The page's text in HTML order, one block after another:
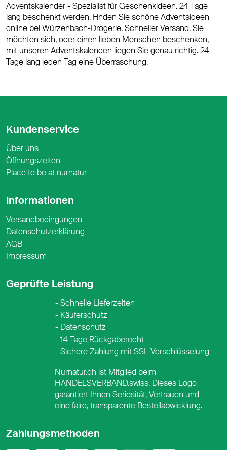
Adventskalender - Spezialist für Geschenkideen. 24 Tage
lang beschenkt werden. Finden Sie schöne Adventsideen
online bei Würzenbach-Drogerie. Schneller Versand. Sie
möchten sich, oder einen lieben Menschen beschenken,
mit unseren Adventskalenden liegen Sie genau richtig. 24
Tage lang jeden Tag eine Überraschung.
Kundenservice
Über uns
Öffnungszeiten
Place to be at nurnatur
Informationen
Versandbedingungen
Datenschutzerklärung
AGB
Impressum
Geprüfte Leistung
Schnelle Lieferzeiten
Käuferschutz
Datenschutz
14 Tage Rückgaberecht
Sichere Zahlung mit SSL-Verschlüsselung
Zahlungsmethoden
Nurnatur.ch ist Mitglied beim
HANDELSVERBAND.swiss. Dieses Logo
garantiert Ihnen Seriosität, Vertrauen und
eine faire, transparente Bestellabwicklung.